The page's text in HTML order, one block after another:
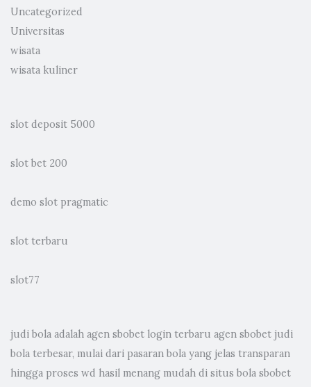
Uncategorized
Universitas
wisata
wisata kuliner
slot deposit 5000
slot bet 200
demo slot pragmatic
slot terbaru
slot77
judi bola adalah agen sbobet login terbaru agen sbobet judi
bola terbesar, mulai dari pasaran bola yang jelas transparan
hingga proses wd hasil menang mudah di situs bola sbobet